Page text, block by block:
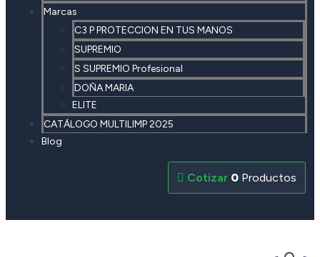
Marcas
C3 P PROTECCION EN TUS MANOS
SUPREMIO
S SUPREMIO Profesional
DOÑA MARIA
ELITE
CATÁLOGO MULTILIMP 2025
Blog
0 Productos